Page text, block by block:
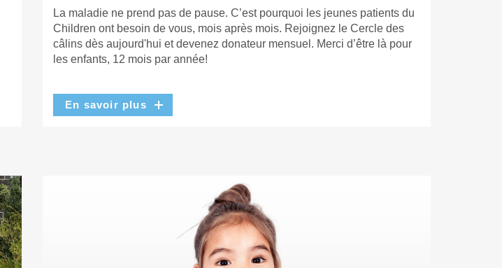
La maladie ne prend pas de pause. C’est pourquoi les jeunes patients du
Children ont besoin de vous, mois après mois. Rejoignez le Cercle des
câlins dès aujourd'hui et devenez donateur mensuel. Merci d’être là pour
les enfants, 12 mois par année!
En savoir plus